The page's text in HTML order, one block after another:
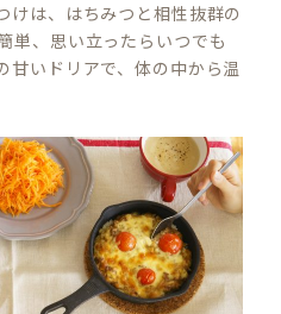
けは、はちみつと相性抜群の
単、思い立ったらいつでも
甘いドリアで、体の中から温